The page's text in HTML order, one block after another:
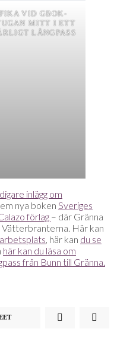
FIKA VID GBOK-
MITT I ETT
LÅNGPASS
inlägg om
nya boken Sveriges
förlag – där Gränna
Här kan
, här kan du se
här kan du läsa om
från Bunn till Gränna.